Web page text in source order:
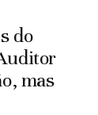
do
mas